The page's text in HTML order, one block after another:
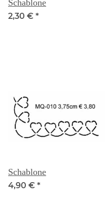
Schablone
2,30 € *
Schablone
4,90 € *